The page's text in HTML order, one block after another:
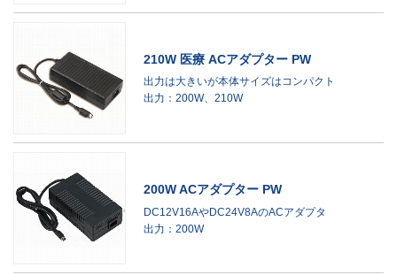
210W 医療 ACアダプター PW
出力は大きいが本体サイズはコンパクト
出力：200W、210W
200W ACアダプター PW
DC12V16AやDC24V8AのACアダプタ
出力：200W